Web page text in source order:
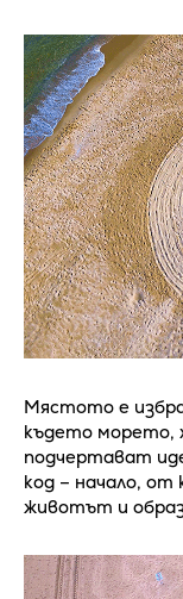
Мястото е
където морето,
подчертават
код – начало,
животът и